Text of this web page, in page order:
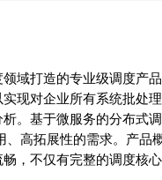
领域打造的专业级调度产
现对企业所有系统批处
析。基于微服务的分布式
、高拓展性的需求。产品
，不仅有完整的调度核